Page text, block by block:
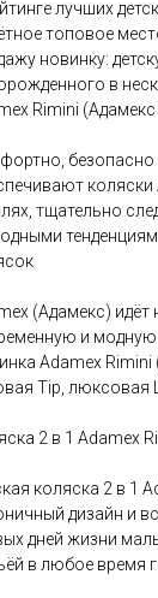
лучших
топовое
новинку:
в
Rimini
безопасно
тщательно
(Адамекс) идёт
и модную
Adamex
Tip, люксовая
2 в 1 Adamex
коляска 2 в 1
дизайн и
дней жизни
в любое время